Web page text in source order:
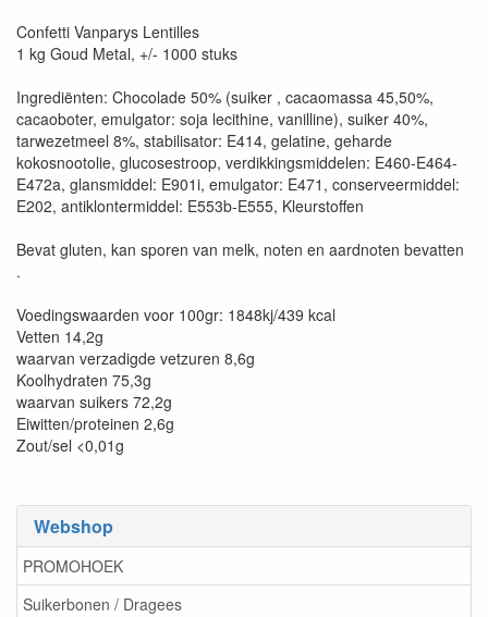
Webshop
PROMOHOEK
Suikerbonen / Dragees
Confetti Vanparys Lentilles
1 kg Goud Metal, +/- 1000 stuks
Ingrediënten: Chocolade 50% (suiker , cacaomassa 45,50%,
cacaoboter, emulgator: soja lecithine, vanilline), suiker 40%,
tarwezetmeel 8%, stabilisator: E414, gelatine, geharde
kokosnootolie, glucosestroop, verdikkingsmiddelen: E460-E464-
E472a, glansmiddel: E901i, emulgator: E471, conserveermiddel:
E202, antiklontermiddel: E553b-E555, Kleurstoffen
Bevat gluten, kan sporen van melk, noten en aardnoten bevatten
.
Voedingswaarden voor 100gr: 1848kj/439 kcal
Vetten 14,2g
waarvan verzadigde vetzuren 8,6g
Koolhydraten 75,3g
waarvan suikers 72,2g
Eiwitten/proteinen 2,6g
Zout/sel <0,01g